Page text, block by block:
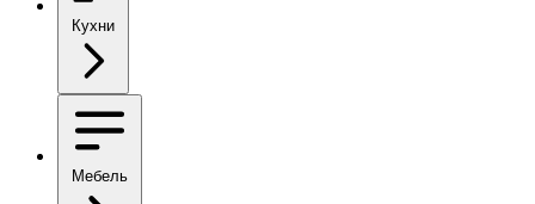
Кухни
Мебель